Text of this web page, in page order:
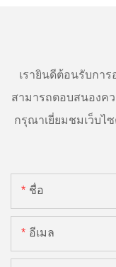
เรายินดีต้อนรับกา
สามารถตอบสนองค
กรุณาเยี่ยมชมเว็บไ
ชื่อ
อีเมล